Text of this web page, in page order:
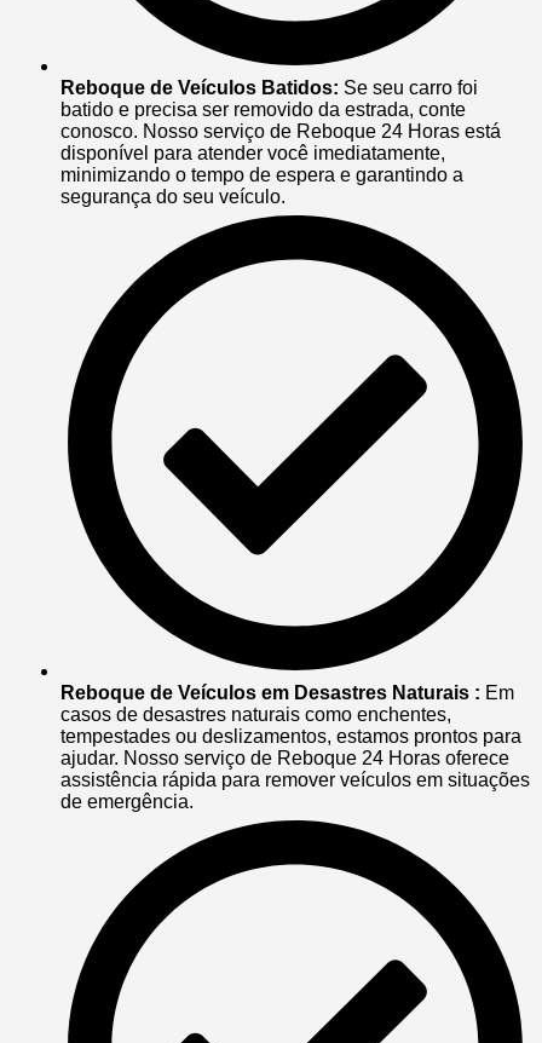
Reboque de Veículos Batidos: Se seu carro foi
batido e precisa ser removido da estrada, conte
conosco. Nosso serviço de Reboque 24 Horas está
disponível para atender você imediatamente,
minimizando o tempo de espera e garantindo a
segurança do seu veículo.
Reboque de Veículos em Desastres Naturais : Em
casos de desastres naturais como enchentes,
tempestades ou deslizamentos, estamos prontos para
ajudar. Nosso serviço de Reboque 24 Horas oferece
assistência rápida para remover veículos em situações
de emergência.